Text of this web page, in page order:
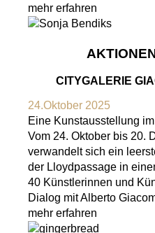
mehr erfahren
CITYGALERIE
24.Oktober 2025
Eine Kunstausstellung
Vom 24. Oktober bis 20.
verwandelt sich ein
der Lloydpassage in
40 Künstlerinnen und
Dialog mit Alberto
mehr erfahren